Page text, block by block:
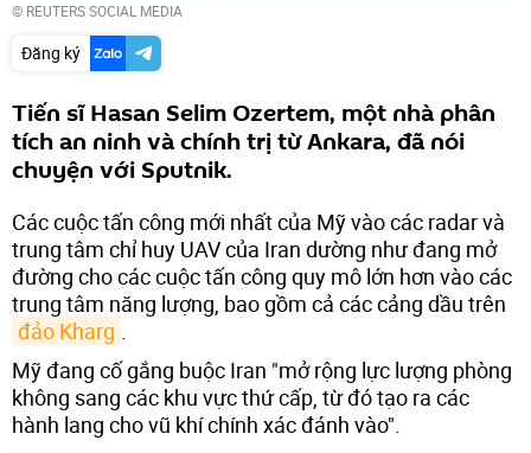
© REUTERS SOCIAL MEDIA
Đăng ký
Tiến sĩ Hasan Selim Ozertem, một nhà phân
tích an ninh và chính trị từ Ankara, đã nói
chuyện với Sputnik.
Các cuộc tấn công mới nhất của Mỹ vào các radar và
trung tâm chỉ huy UAV của Iran dường như đang mở
đường cho các cuộc tấn công quy mô lớn hơn vào các
trung tâm năng lượng, bao gồm cả các cảng dầu trên
đảo Kharg .
Mỹ đang cố gắng buộc Iran "mở rộng lực lượng phòng
không sang các khu vực thứ cấp, từ đó tạo ra các
hành lang cho vũ khí chính xác đánh vào".